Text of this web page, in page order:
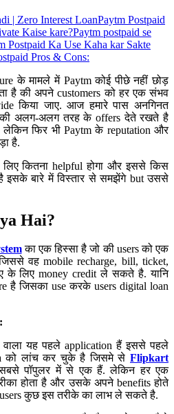
| Zero Interest LoanPaytm Postpaid
Kaise kare?Paytm postpaid se
Postpaid Ka Use Kaha kar Sakte
Pros & Cons:
के मामले में Paytm कोई पीछे नहीं छोड़
है की अपने customers को हर एक संभव
किया जाए. आज हमारे पास अनगिनत
की अलग-अलग तरह के offers देते रखते है
फिर भी Paytm के reputation और
है.
लिए कितना helpful होगा और इससे किस
इसके बारे में विस्तार से समझेंगे but उससे
Hai?
का एक हिस्सा है जो की users को एक
वह mobile recharge, bill, ticket,
के लिए money credit ले सकते है. यानि
है जिसका use करके users digital loan
वाला यह पहले application हैं इससे पहले
को लांच कर चुके है जिसमे से Flipkart
पॉपुलर में से एक हैं. लेकिन हर एक
होता है और उसके अपने benefits होते
कुछ इस तरीके का लाभ ले सकते है.